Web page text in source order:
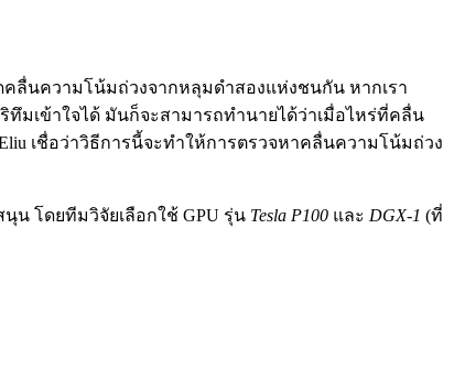
คลื่นความโน้มถ่วงจากหลุมดำสองแห่งชนกัน หากเรา
มเข้าใจได้ มันก็จะสามารถทำนายได้ว่าเมื่อไหร่ที่คลื่น
เชื่อว่าวิธีการนี้จะทำให้การตรวจหาคลื่นความโน้มถ่วง
นุน โดยทีมวิจัยเลือกใช้ GPU รุ่น Tesla P100 และ DGX-1 (ที่